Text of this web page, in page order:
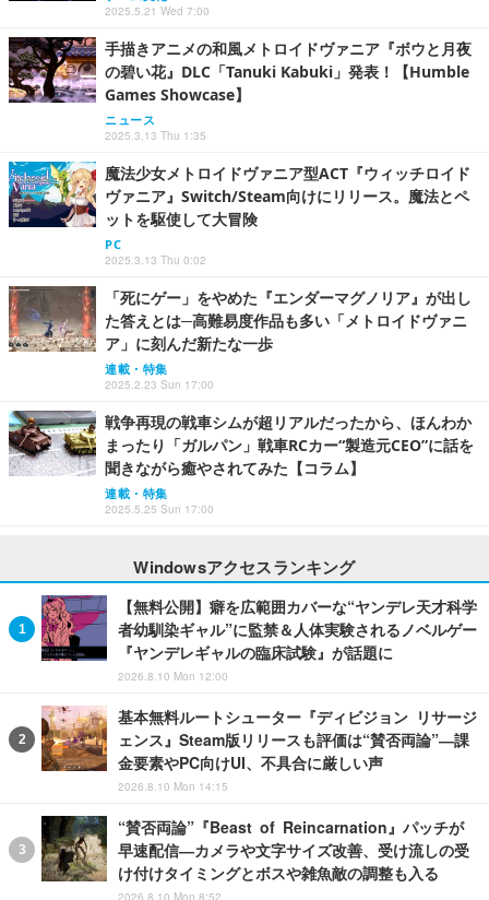
2025.5.21 Wed 7:00
手描きアニメの和風メトロイドヴァニア『ボウと月夜
の碧い花』DLC「Tanuki Kabuki」発表！【Humble
Games Showcase】
ニュース
2025.3.13 Thu 1:35
魔法少女メトロイドヴァニア型ACT『ウィッチロイド
ヴァニア』Switch/Steam向けにリリース。魔法とペ
ットを駆使して大冒険
PC
2025.3.13 Thu 0:02
「死にゲー」をやめた『エンダーマグノリア』が出し
た答えとは─高難易度作品も多い「メトロイドヴァニ
ア」に刻んだ新たな一歩
連載・特集
2025.2.23 Sun 17:00
戦争再現の戦車シムが超リアルだったから、ほんわか
まったり「ガルパン」戦車RCカー“製造元CEO”に話を
聞きながら癒やされてみた【コラム】
連載・特集
2025.5.25 Sun 17:00
Windowsアクセスランキング
【無料公開】癖を広範囲カバーな“ヤンデレ天才科学
者幼馴染ギャル”に監禁＆人体実験されるノベルゲー
『ヤンデレギャルの臨床試験』が話題に
2026.8.10 Mon 12:00
基本無料ルートシューター『ディビジョン リサージ
ェンス』Steam版リリースも評価は“賛否両論”―課
金要素やPC向けUI、不具合に厳しい声
2026.8.10 Mon 14:15
“賛否両論”『Beast of Reincarnation』パッチが
早速配信―カメラや文字サイズ改善、受け流しの受
け付けタイミングとボスや雑魚敵の調整も入る